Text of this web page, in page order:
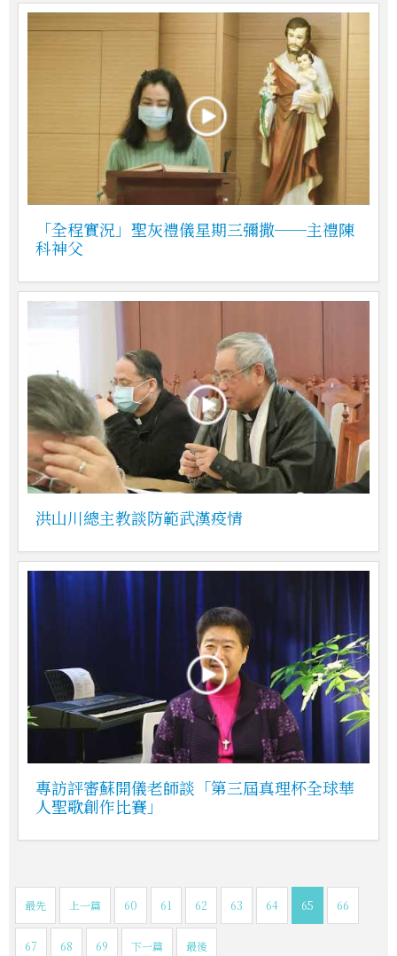
「全程實況」聖灰禮儀星期三彌撒──主禮陳
科神父
洪山川總主教談防範武漢疫情
專訪評審蘇開儀老師談「第三屆真理杯全球華
人聖歌創作比賽」
最先 上一篇 60 61 62 63 64 65 66
67 68 69 下一篇 最後